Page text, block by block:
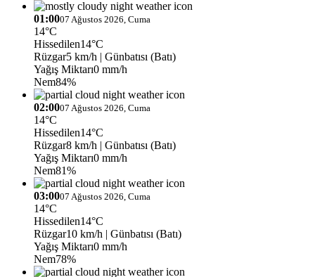
01:0007 Ağustos 2026, Cuma
14°C
Hissedilen14°C
Rüzgar5 km/h | Günbatısı (Batı)
Yağış Miktarı0 mm/h
Nem84%
02:0007 Ağustos 2026, Cuma
14°C
Hissedilen14°C
Rüzgar8 km/h | Günbatısı (Batı)
Yağış Miktarı0 mm/h
Nem81%
03:0007 Ağustos 2026, Cuma
14°C
Hissedilen14°C
Rüzgar10 km/h | Günbatısı (Batı)
Yağış Miktarı0 mm/h
Nem78%